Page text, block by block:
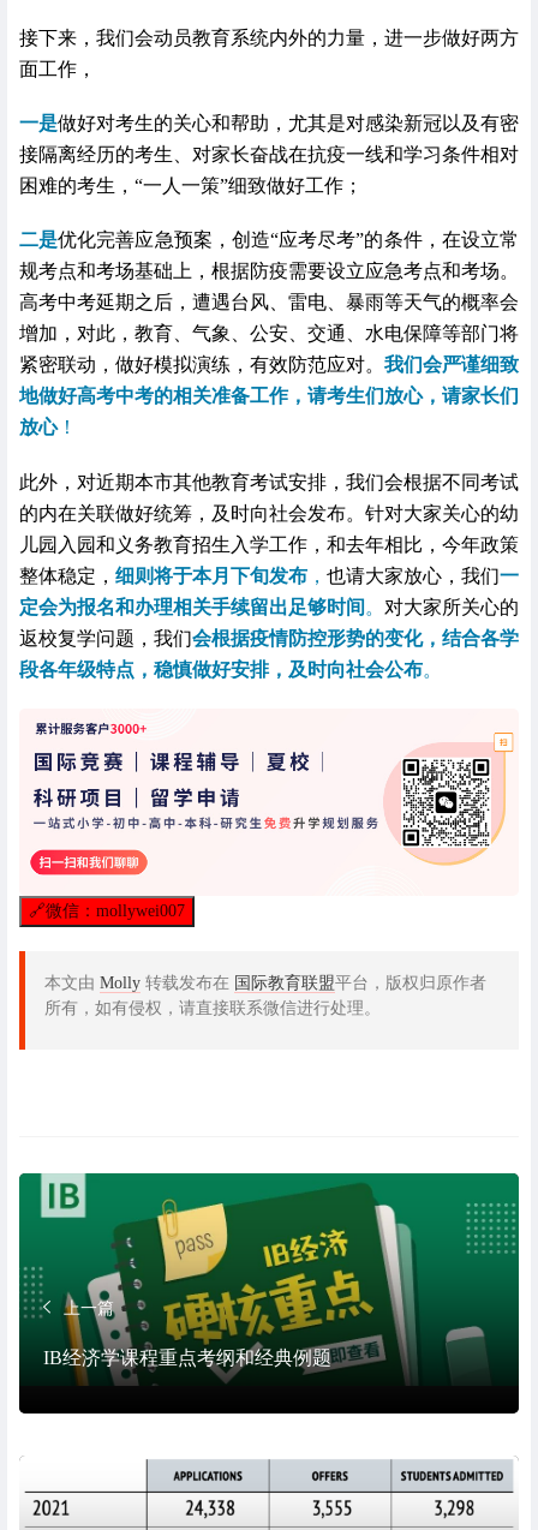
接下来，我们会动员教育系统内外的力量，进一步做好两方
面工作，
一是做好对考生的关心和帮助，尤其是对感染新冠以及有密
接隔离经历的考生、对家长奋战在抗疫一线和学习条件相对
困难的考生，“一人一策”细致做好工作；
二是优化完善应急预案，创造“应考尽考”的条件，在设立常
规考点和考场基础上，根据防疫需要设立应急考点和考场。
高考中考延期之后，遭遇台风、雷电、暴雨等天气的概率会
增加，对此，教育、气象、公安、交通、水电保障等部门将
紧密联动，做好模拟演练，有效防范应对。 我们会严谨细致
地做好高考中考的相关准备工作，请考生们放心，请家长们
放心！
此外，对近期本市其他教育考试安排，我们会根据不同考试
的内在关联做好统筹，及时向社会发布。针对大家关心的幼
儿园入园和义务教育招生入学工作，和去年相比，今年政策
整体稳定， 细则将于本月下旬发布 ， 也请大家放心，我们一
定会为报名和办理相关手续留出足够时间 。 对大家所关心的
返校复学问题，我们会根据疫情防控形势的变化，结合各学
段各年级特点，稳慎做好安排，及时向社会公布。
🔗微信：mollywei007
本文由 Molly 转载发布在 国际教育联盟平台，版权归原作者
所有，如有侵权，请直接联系微信进行处理。
上一篇
IB经济学课程重点考纲和经典例题